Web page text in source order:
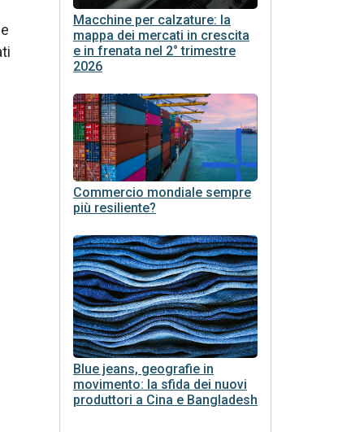
Macchine per calzature: la
mappa dei mercati in crescita
e in frenata nel 2° trimestre
2026
Commercio mondiale sempre
più resiliente?
Blue jeans, geografie in
movimento: la sfida dei nuovi
produttori a Cina e Bangladesh